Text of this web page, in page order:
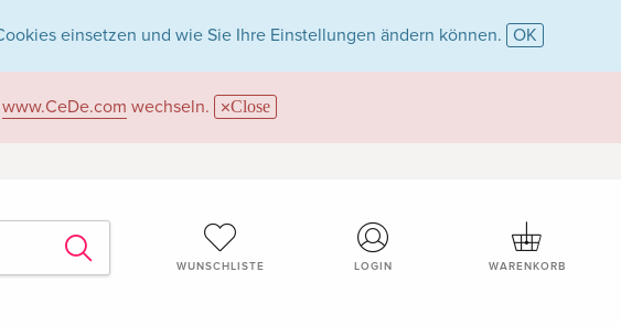
einsetzen und wie Sie Ihre Einstellungen ändern können. OK
www.CeDe.com wechseln. Close
WUNSCHLISTE LOGIN WARENKORB